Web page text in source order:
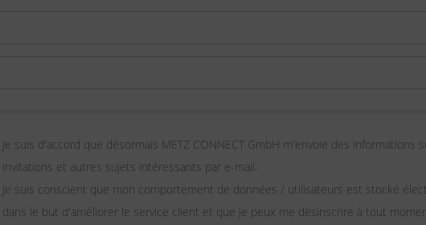
Je suis d'accord que désormais METZ CONNECT GmbH m'envoie des informations
invitations et autres sujets intéressants par e-mail.
Je suis conscient que mon comportement de données / utilisateurs est stocké
dans le but d'améliorer le service client et que je peux me désinscrire à tout